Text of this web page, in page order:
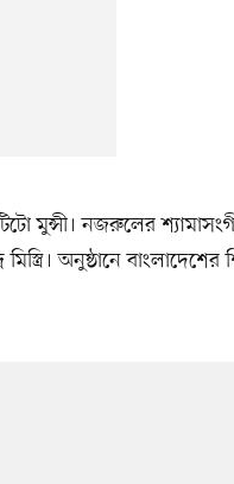
মুন্সী। নজরুলের
অনুষ্ঠানে বাংলাদেশের